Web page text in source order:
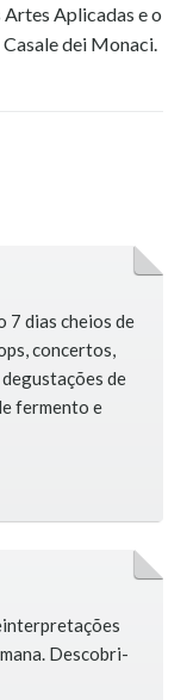
Aplicadas e o
dei Monaci.
7 dias cheios de
concertos,
de
fermento e
Descobri-